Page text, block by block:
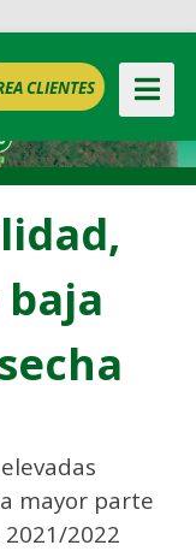
CLIENTES
mayor parte
2022